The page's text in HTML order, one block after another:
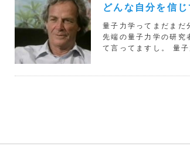
どんな自分を信じ
量子力学ってまだまだ
先端の量子力学の研究
て言ってますし。 量